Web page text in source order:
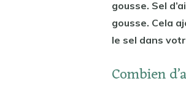
gousse. Sel
gousse. Cela
le sel dans
Combien